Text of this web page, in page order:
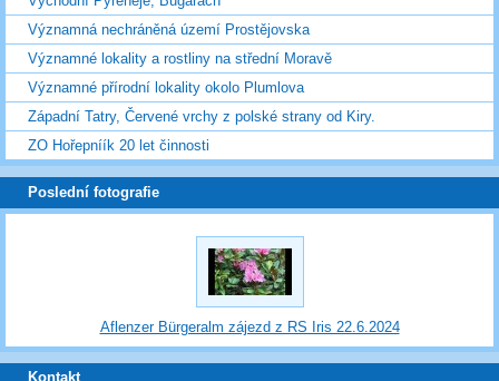
Významná nechráněná území Prostějovska
Významné lokality a rostliny na střední Moravě
Významné přírodní lokality okolo Plumlova
Západní Tatry, Červené vrchy z polské strany od Kiry.
ZO Hořepníík 20 let činnosti
Poslední fotografie
Aflenzer Bürgeralm zájezd z RS Iris 22.6.2024
Kontakt